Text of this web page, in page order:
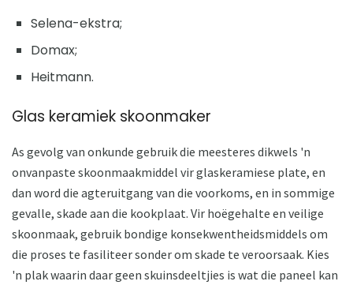
Selena-ekstra;
Domax;
Heitmann.
Glas keramiek skoonmaker
As gevolg van onkunde gebruik die meesteres dikwels 'n
onvanpaste skoonmaakmiddel vir glaskeramiese plate, en
dan word die agteruitgang van die voorkoms, en in sommige
gevalle, skade aan die kookplaat. Vir hoëgehalte en veilige
skoonmaak, gebruik bondige konsekwentheidsmiddels om
die proses te fasiliteer sonder om skade te veroorsaak. Kies
'n plak waarin daar geen skuinsdeeltjies is wat die paneel kan